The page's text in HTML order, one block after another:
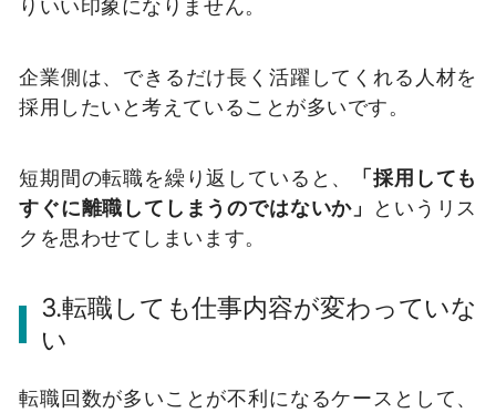
りいい印象になりません。
企業側は、できるだけ長く活躍してくれる人材を
採用したいと考えていることが多いです。
短期間の転職を繰り返していると、
「採用しても
すぐに離職してしまうのではないか」
というリス
クを思わせてしまいます。
3.転職しても仕事内容が変わっていな
い
転職回数が多いことが不利になるケースとして、